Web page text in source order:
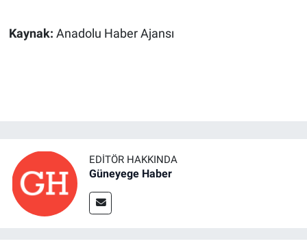
Kaynak: Anadolu Haber Ajansı
EDITÖR HAKKINDA
Güneyege Haber